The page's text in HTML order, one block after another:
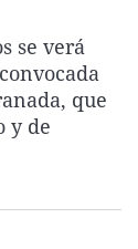
viajera
el perro y el
de
Viuda
se verá
que
y de